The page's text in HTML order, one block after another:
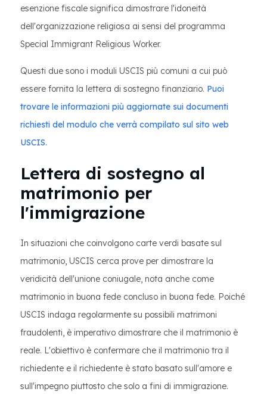
esenzione fiscale significa dimostrare l'idoneità
dell'organizzazione religiosa ai sensi del programma
Special Immigrant Religious Worker.
Questi due sono i moduli USCIS più comuni a cui può
essere fornita la lettera di sostegno finanziario. Puoi
trovare le informazioni più aggiornate sui documenti
richiesti del modulo che verrà compilato sul sito web
USCIS.
Lettera di sostegno al
matrimonio per
l'immigrazione
In situazioni che coinvolgono carte verdi basate sul
matrimonio, USCIS cerca prove per dimostrare la
veridicità dell'unione coniugale, nota anche come
matrimonio in buona fede concluso in buona fede. Poiché
USCIS indaga regolarmente su possibili matrimoni
fraudolenti, è imperativo dimostrare che il matrimonio è
reale. L'obiettivo è confermare che il matrimonio tra il
richiedente e il richiedente è stato basato sull'amore e
sull'impegno piuttosto che solo a fini di immigrazione.